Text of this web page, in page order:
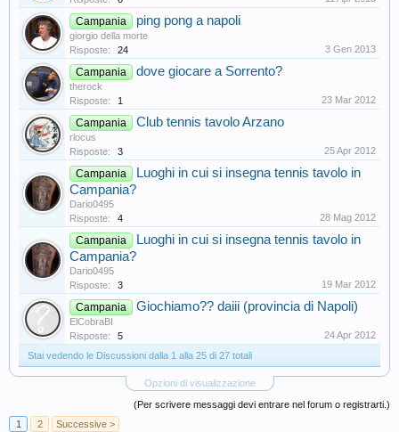
Campania ping pong a napoli
giorgio della morte
Risposte:
24 3 Gen 2013
Campania dove giocare a Sorrento?
therock
Risposte:
1 23 Mar 2012
Campania Club tennis tavolo Arzano
rlocus
Risposte:
3 25 Apr 2012
Campania
Luoghi in cui si insegna tennis tavolo in
Campania?
Dario0495
Risposte:
4 28 Mag 2012
Campania
Luoghi in cui si insegna tennis tavolo in
Campania?
Dario0495
Risposte:
3 19 Mar 2012
Campania Giochiamo?? daiii (provincia di Napoli)
ElCobraBI
Risposte:
5
24 Apr 2012
Stai vedendo le Discussioni dalla 1 alla 25 di 27 totali
Opzioni di visualizzazione
(Per scrivere messaggi devi entrare nel forum o registrarti.)
1
2 Successive >